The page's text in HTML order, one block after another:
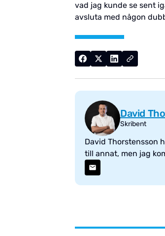
vad jag kunde se sent
avsluta med någon
David
Skribent
David Thorstensson
till annat, men jag